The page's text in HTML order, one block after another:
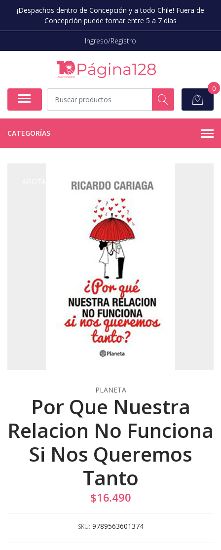
¡Despachos dentro de Concepción y a todo Chile! Fuera de
Concepción puede tomar entre 5 a 7 días
Ingreso/Registro
0
CATEGORÍAS
PLANETA
Por Que Nuestra
Relacion No Funciona
Si Nos Queremos
Tanto
$16.490
SKU: 9789563601374